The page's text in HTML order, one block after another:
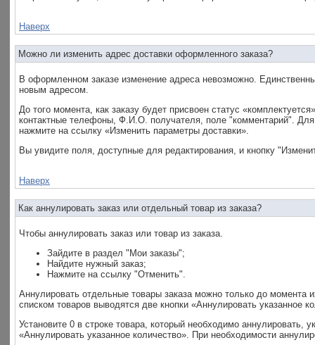
Наверх
Можно ли изменить адрес доставки оформленного заказа?
В оформленном заказе изменение адреса невозможно.
новым адресом.
До того момента, как заказу будет присвоен статус
контактные телефоны, Ф.И.О. получателя, поле "комментарий".
нажмите на ссылку «Изменить параметры доставки».
Вы увидите поля, доступные для редактирования, и кнопку
Наверх
Как аннулировать заказ или отдельный товар из заказа?
Чтобы аннулировать заказ или товар из заказа.
Зайдите в раздел "Мои заказы";
Найдите нужный заказ;
Нажмите на ссылку "Отменить".
Аннулировать отдельные товары заказа можно только до момента
списком товаров выводятся две кнопки «Аннулировать указанное
Установите 0 в строке товара, который необходимо аннулировать,
«Аннулировать указанное количество». При необходимости